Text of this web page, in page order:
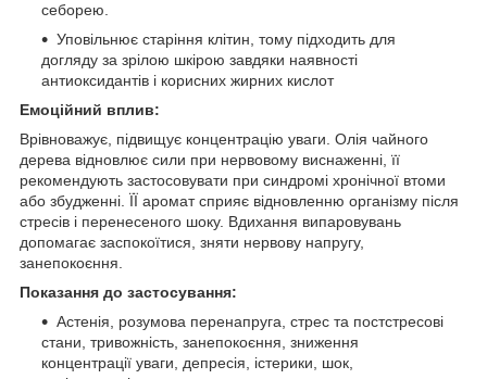
себорею.
Уповільнює старіння клітин, тому підходить для
догляду за зрілою шкірою завдяки наявності
антиоксидантів і корисних жирних кислот
Емоційний вплив:
Врівноважує, підвищує концентрацію уваги. Олія чайного
дерева відновлює сили при нервовому виснаженні, її
рекомендують застосовувати при синдромі хронічної втоми
або збудженні. ЇЇ аромат сприяє відновленню організму після
стресів і перенесеного шоку. Вдихання випаровувань
допомагає заспокоїтися, зняти нервову напругу,
занепокоєння.
Показання до застосування:
Астенія, розумова перенапруга, стрес та постстресові
стани, тривожність, занепокоєння, зниження
концентрації уваги, депресія, істерики, шок,